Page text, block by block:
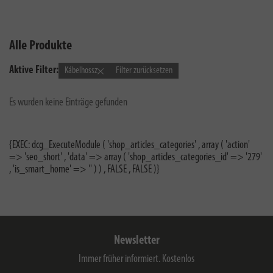
Alle Produkte
Aktive Filter: Kábelhossz Filter zurücksetzen
Es wurden keine Einträge gefunden
{EXEC: dcg_ExecuteModule ( 'shop_articles_categories' , array ( 'action'
=> 'seo_short' , 'data' => array ( 'shop_articles_categories_id' => '279'
, 'is_smart_home' => '' ) ) , FALSE , FALSE )}
Newsletter
Immer früher informiert. Kostenlos